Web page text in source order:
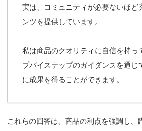
実は、コミュニティが必要ないほど
ンツを提供しています。
私は商品のクオリティに自信を持っ
プバイステップのガイダンスを通じ
に成果を得ることができます。
これらの回答は、商品の利点を強調し、